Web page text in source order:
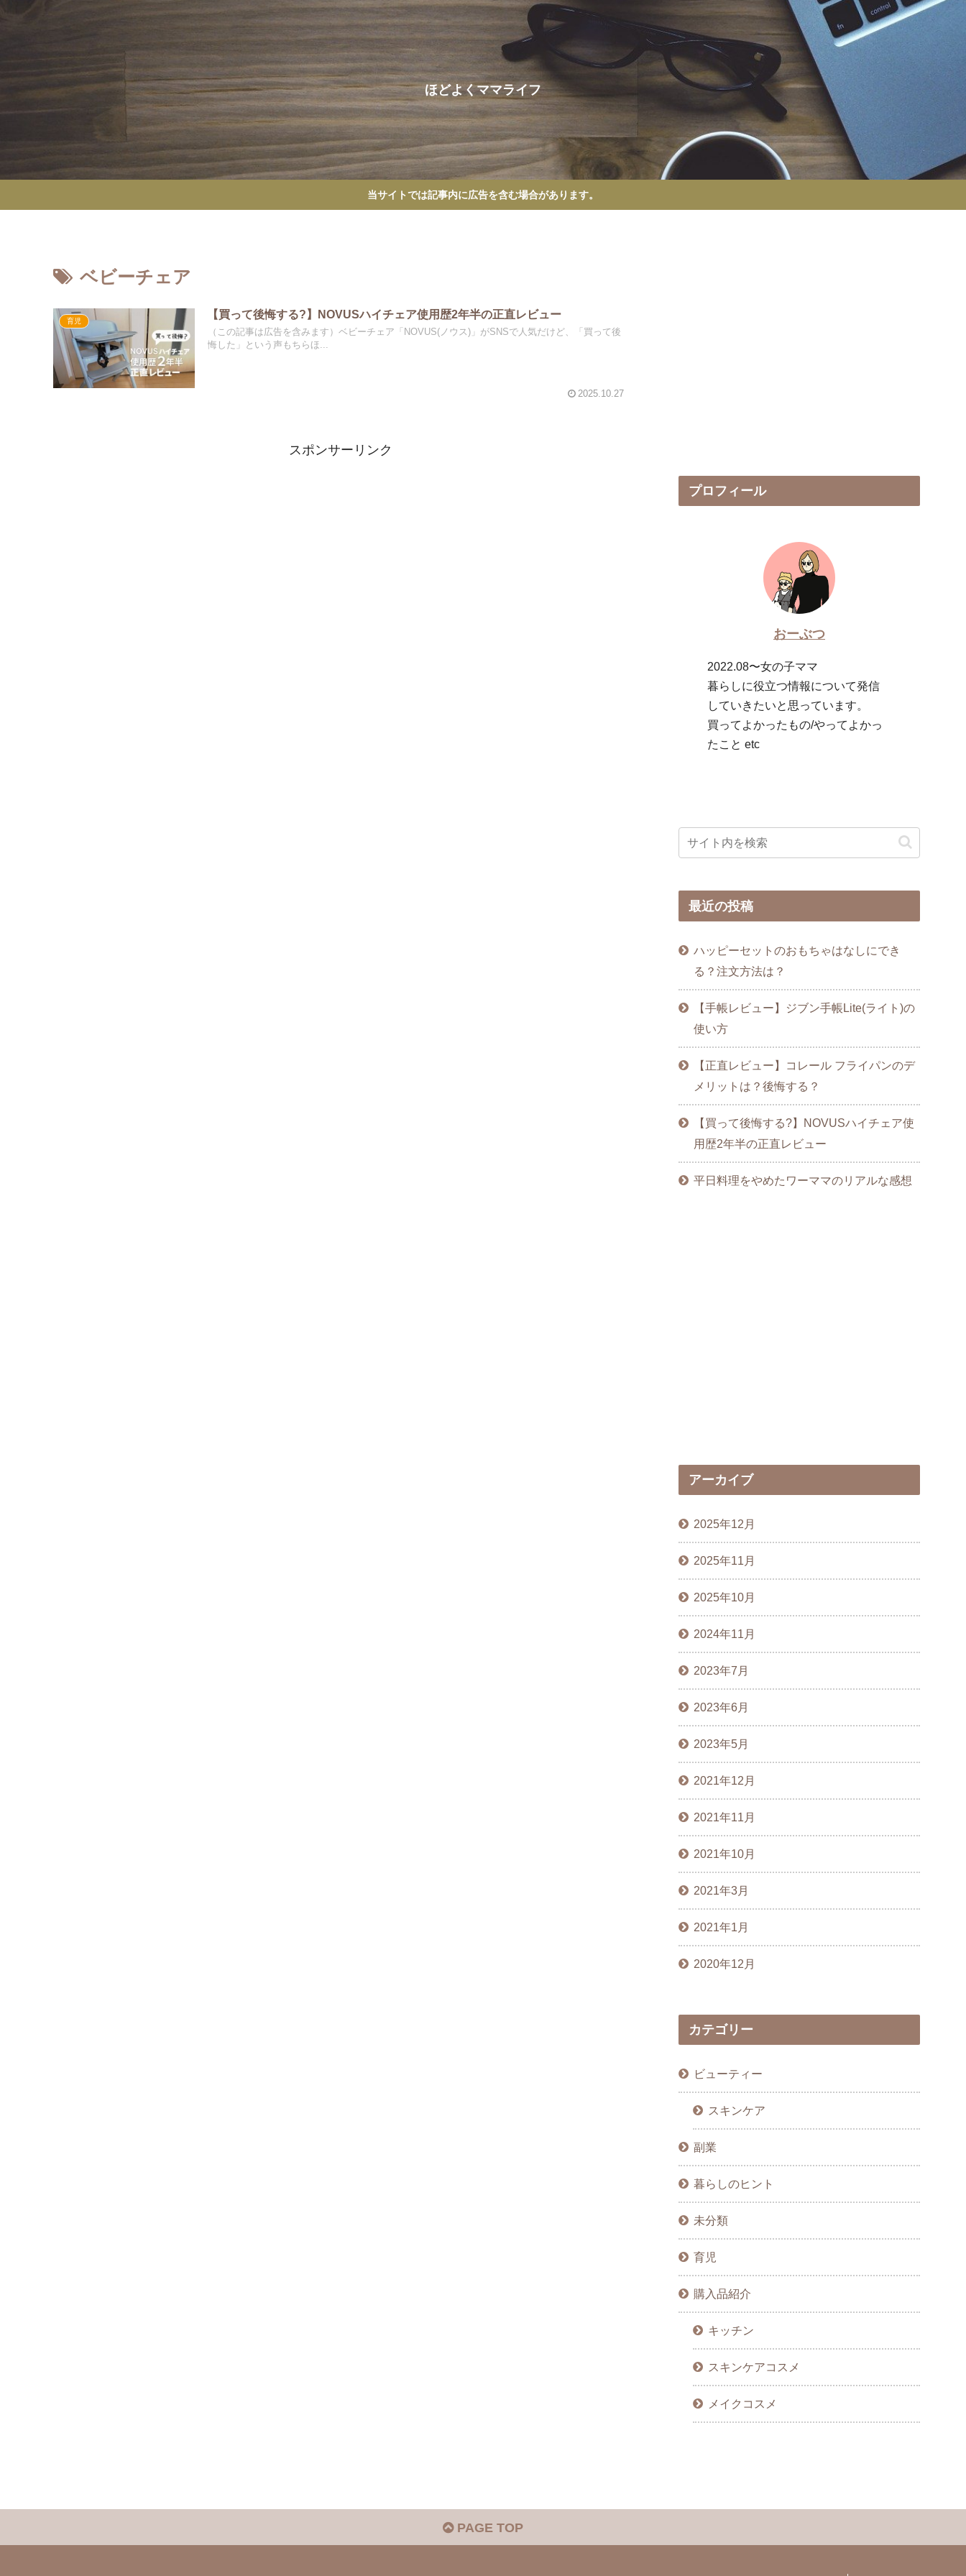
ほどよくママライフ
当サイトでは記事内に広告を含む場合があります。
ベビーチェア
育児
【買って後悔する?】NOVUSハイチェア使用歴2年半の正直レビュー
（この記事は広告を含みます）ベビーチェア「NOVUS(ノウス)」がSNSで人気だけど、「買って後
悔した」という声もちらほ...
2025.10.27
スポンサーリンク
プロフィール
おーぶつ
2022.08〜女の子ママ
暮らしに役立つ情報について発信
していきたいと思っています。
買ってよかったもの/やってよかっ
たこと etc
最近の投稿
ハッピーセットのおもちゃはなしにでき
る？注文方法は？
【手帳レビュー】ジブン手帳Lite(ライト)の
使い方
【正直レビュー】コレール フライパンのデ
メリットは？後悔する？
【買って後悔する?】NOVUSハイチェア使
用歴2年半の正直レビュー
平日料理をやめたワーママのリアルな感想
アーカイブ
2025年12月
2025年11月
2025年10月
2024年11月
2023年7月
2023年6月
2023年5月
2021年12月
2021年11月
2021年10月
2021年3月
2021年1月
2020年12月
カテゴリー
ビューティー
スキンケア
副業
暮らしのヒント
未分類
育児
購入品紹介
キッチン
スキンケアコスメ
メイクコスメ
PAGE TOP